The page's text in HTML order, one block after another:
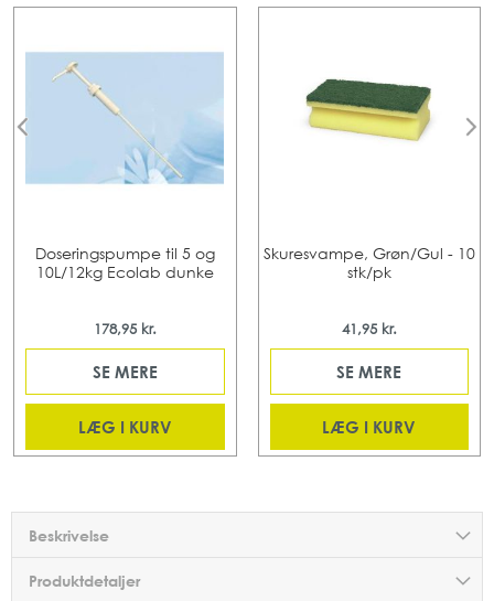
Doseringspumpe til 5 og
10L/12kg Ecolab dunke
178,95 kr.
SE MERE
LÆG I KURV
Skuresvampe, Grøn/Gul - 10
stk/pk
41,95 kr.
SE MERE
LÆG I KURV
Beskrivelse
Produktdetaljer